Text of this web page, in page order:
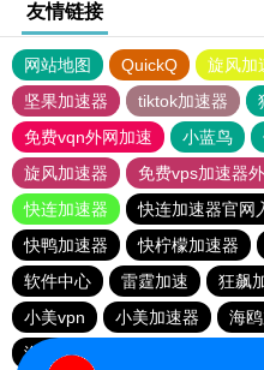
友情链接
网站地图 QuickQ 旋风加
坚果加速器
tiktok加速器
免费vqn外网加速
小蓝鸟
旋风加速器
免费vps加速器
快连加速器
快连加速器官网
快鸭加速器
快柠檬加速器
软件中心
雷霆加速 狂飙
小美vpn
小美加速器 海
海鸥加速度